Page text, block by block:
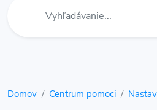
Domov Centrum pomoci